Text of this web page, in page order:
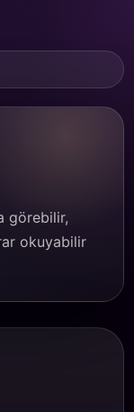
görebilir,
okuyabilir